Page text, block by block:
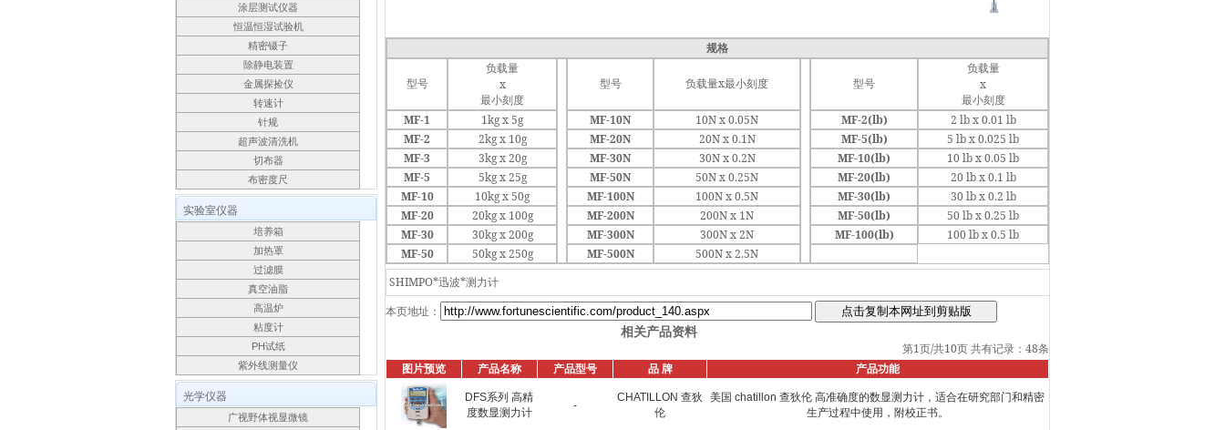
涂层测试仪器
恒温恒湿试验机
精密镊子
除静电装置
金属探捡仪
转速计
针规
超声波清洗机
切布器
布密度尺
实验室仪器
培养箱
加热罩
过滤膜
真空油脂
高温炉
粘度计
PH试纸
紫外线测量仪
光学仪器
广视野体视显微镜
规格
型号
负载量
x
最小刻度
型号 负载量x最小刻度 型号
负载量
x
最小刻度
MF-1
1kg x 5g MF-10N 10N x 0.05N MF-2(lb)
2 lb x 0.01 lb
MF-2
2kg x 10g MF-20N 20N x 0.1N MF-5(lb)
5 lb x 0.025 lb
MF-3
3kg x 20g MF-30N 30N x 0.2N MF-10(lb)
10 lb x 0.05 lb
MF-5
5kg x 25g MF-50N 50N x 0.25N MF-20(lb)
20 lb x 0.1 lb
MF-10
10kg x 50g MF-100N 100N x 0.5N MF-30(lb)
30 lb x 0.2 lb
MF-20
20kg x 100g MF-200N 200N x 1N MF-50(lb)
50 lb x 0.25 lb
MF-30
30kg x 200g MF-300N 300N x 2N MF-100(lb)
100 lb x 0.5 lb
MF-50
50kg x 250g MF-500N
500N x 2.5N
SHIMPO*迅波*测力计
本页地址：
相关产品资料
第1页/共10页共有记录：48条
图片预览
产品名称 产品型号 品 牌 产品功能
DFS系列 高精
度数显测力计
-
CHATILLON 查狄
伦
美国 chatillon 查狄伦 高准确度的数显测力计，适合在研究部门和精密
生产过程中使用，附校正书。